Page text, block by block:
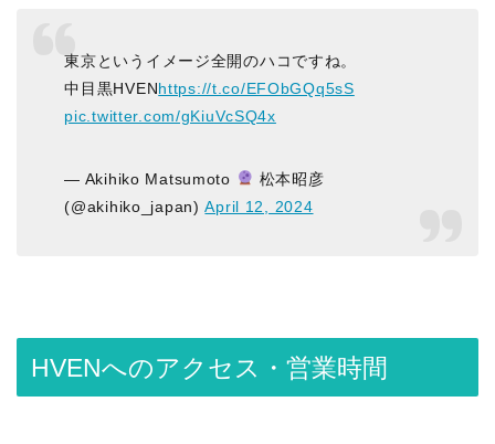
東京というイメージ全開のハコですね。
中目黒HVENhttps://t.co/EFObGQq5sS
pic.twitter.com/gKiuVcSQ4x
— Akihiko Matsumoto
松本昭彦
(@akihiko_japan)April 12, 2024
HVENへのアクセス・営業時間